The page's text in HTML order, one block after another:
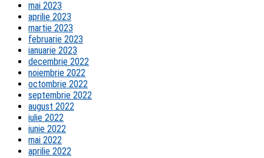
mai 2023
aprilie 2023
martie 2023
februarie 2023
ianuarie 2023
decembrie 2022
noiembrie 2022
octombrie 2022
septembrie 2022
august 2022
iulie 2022
iunie 2022
mai 2022
aprilie 2022